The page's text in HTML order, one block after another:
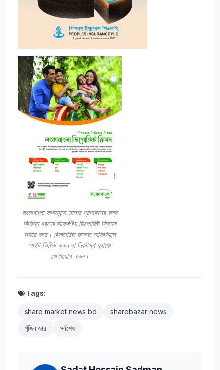
লংকাবাংলা ফাইন্যান্স তাদের গ্রাহকদের জন্য
বিভিন্ন ধরণের আকর্ষণীয় ডিপোজিট স্কিমস
অফার করে। বিস্তারিত জানতে অফিসিয়াল
সাইট ভিজিট করুন বা নিকটস্থ ব্রাঞ্চে
যোগাযোগ করুন।
Tags:
share market news bd
sharebazar news
পুঁজিবাজার
সর্বশেষ